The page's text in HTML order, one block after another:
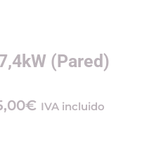
(Pared)
€ IVA incluido